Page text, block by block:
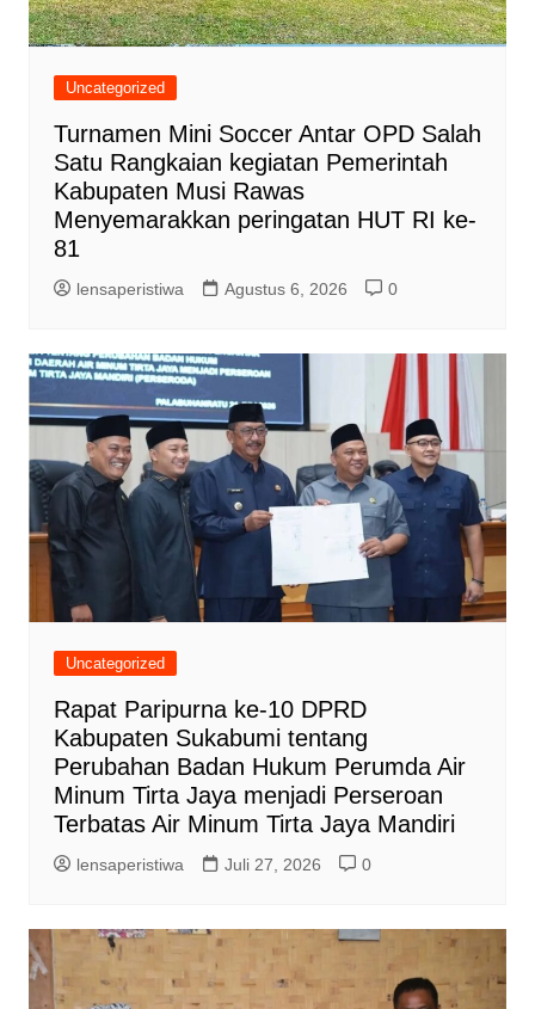
Uncategorized
Turnamen Mini Soccer Antar OPD Salah
Satu Rangkaian kegiatan Pemerintah
Kabupaten Musi Rawas
Menyemarakkan peringatan HUT RI ke-
81
lensaperistiwa Agustus 6, 2026 0
Uncategorized
Rapat Paripurna ke-10 DPRD
Kabupaten Sukabumi tentang
Perubahan Badan Hukum Perumda Air
Minum Tirta Jaya menjadi Perseroan
Terbatas Air Minum Tirta Jaya Mandiri
lensaperistiwa Juli 27, 2026 0